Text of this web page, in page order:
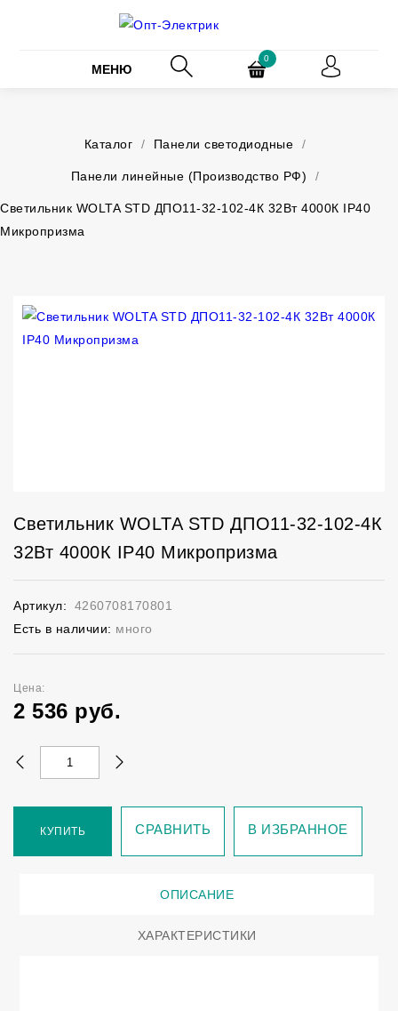
МЕНЮ
0
Каталог / Панели светодиодные /
Панели линейные (Производство РФ) /
Светильник WOLTA STD ДПО11-32-102-4К 32Вт 4000К IP40
Микропризма
Светильник WOLTA STD ДПО11-32-102-4К
32Вт 4000К IP40 Микропризма
Артикул:
4260708170801
Есть в наличии: много
Цена:
2 536 руб.
КУПИТЬ СРАВНИТЬ В ИЗБРАННОЕ
ОПИСАНИЕ
ХАРАКТЕРИСТИКИ